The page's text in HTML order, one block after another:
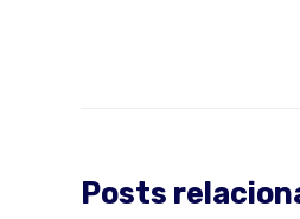
Posts